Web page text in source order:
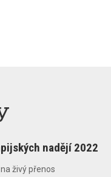
nadějí 2022
živý přenos